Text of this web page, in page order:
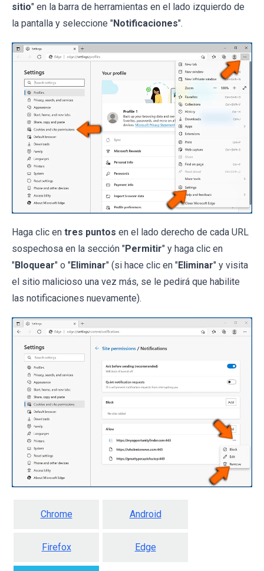
sitio" en la barra de herramientas en el lado izquierdo de
la pantalla y seleccione "Notificaciones".
Haga clic en tres puntos en el lado derecho de cada URL
sospechosa en la sección "Permitir" y haga clic en
"Bloquear" o "Eliminar" (si hace clic en "Eliminar" y visita
el sitio malicioso una vez más, se le pedirá que habilite
las notificaciones nuevamente).
Chrome Android
Firefox Edge